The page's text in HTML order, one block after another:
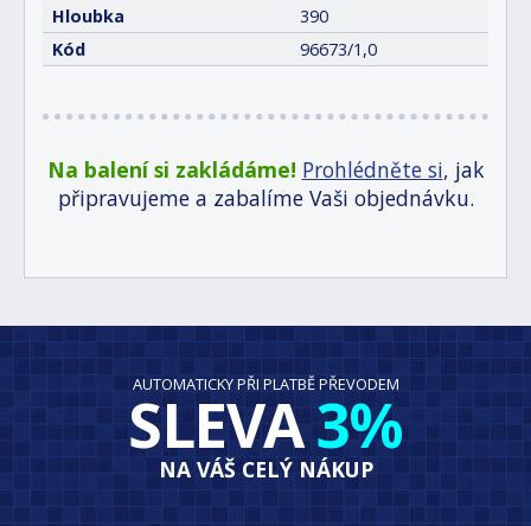
Hloubka
390
Kód
96673/1,0
Na balení si zakládáme! Prohlédněte si, jak
připravujeme a zabalíme Vaši objednávku.
AUTOMATICKY PŘI PLATBĚ PŘEVODEM
SLEVA3%
NA VÁŠ CELÝ NÁKUP